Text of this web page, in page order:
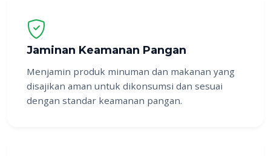
Jaminan Keamanan Pangan
Menjamin produk minuman dan makanan yang
disajikan aman untuk dikonsumsi dan sesuai
dengan standar keamanan pangan.